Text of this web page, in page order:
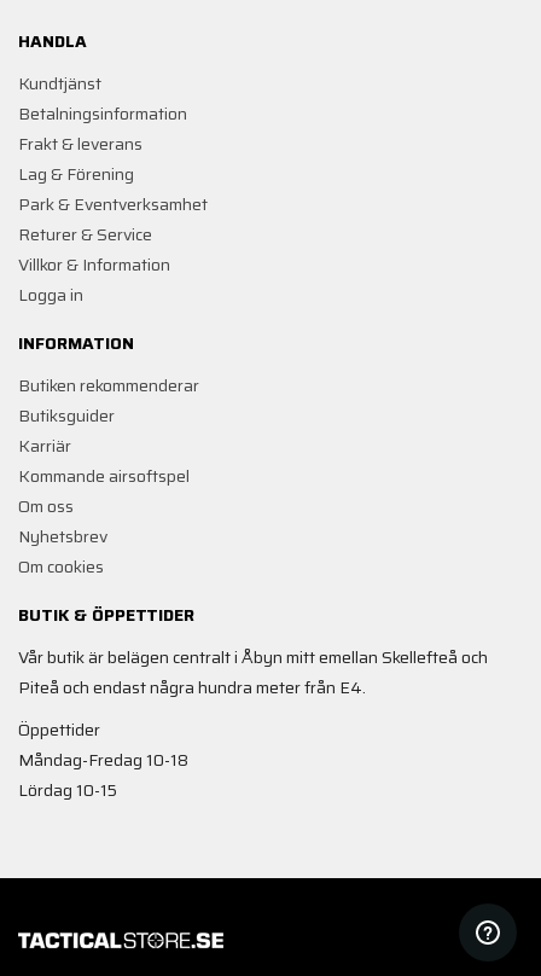
HANDLA
Kundtjänst
Betalningsinformation
Frakt & leverans
Lag & Förening
Park & Eventverksamhet
Returer & Service
Villkor & Information
Logga in
INFORMATION
Butiken rekommenderar
Butiksguider
Karriär
Kommande airsoftspel
Om oss
Nyhetsbrev
Om cookies
BUTIK & ÖPPETTIDER
Vår butik är belägen centralt i Åbyn mitt emellan Skellefteå och
Piteå och endast några hundra meter från E4.
Öppettider
Måndag-Fredag 10-18
Lördag 10-15